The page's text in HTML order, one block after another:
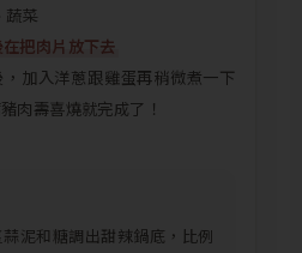
蔬菜
把肉片放下去
加入洋蔥跟雞蛋再稍微煮一下
肉壽喜燒就完成了！
泥和糖調出甜辣鍋底，比例